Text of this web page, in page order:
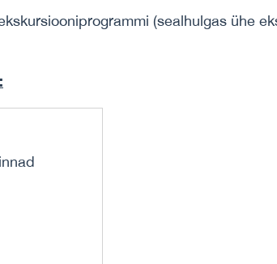
(sealhulgas ühe
: